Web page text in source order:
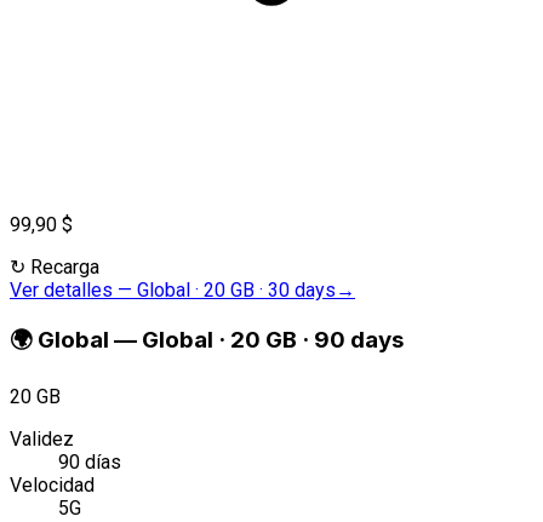
99,90 $
↻ Recarga
Ver detalles — Global · 20 GB · 30 days →
🌍 Global — Global · 20 GB · 90 days
20 GB
Validez
90 días
Velocidad
5G